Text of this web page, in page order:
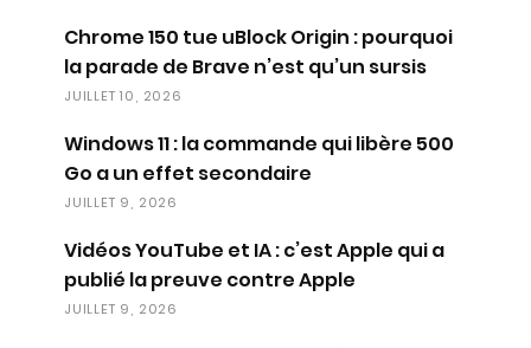
Chrome 150 tue uBlock Origin : pourquoi
la parade de Brave n’est qu’un sursis
JUILLET 10, 2026
Windows 11 : la commande qui libère 500
Go a un effet secondaire
JUILLET 9, 2026
Vidéos YouTube et IA : c’est Apple qui a
publié la preuve contre Apple
JUILLET 9, 2026